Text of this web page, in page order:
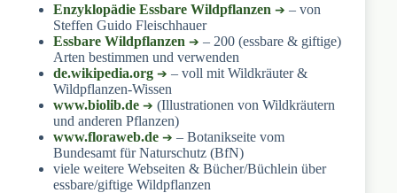
Enzyklopädie Essbare Wildpflanzen
– von
Steffen Guido Fleischhauer
Essbare Wildpflanzen
– 200 (essbare & giftige)
Arten bestimmen und verwenden
de.wikipedia.org
– voll mit Wildkräuter &
Wildpflanzen-Wissen
www.biolib.de
(Illustrationen von Wildkräutern
und anderen Pflanzen)
www.floraweb.de
– Botanikseite vom
Bundesamt für Naturschutz (BfN)
viele weitere Webseiten & Bücher/Büchlein über
essbare/giftige Wildpflanzen